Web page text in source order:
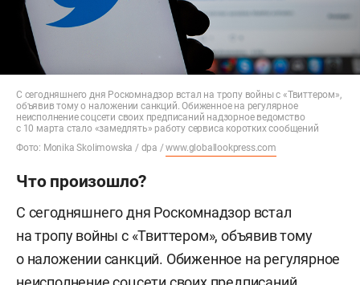
С сегодняшнего дня Роскомнадзор встал на тропу войны с «Твиттером»,
объявив тому о наложении санкций. Обиженное на регулярное
неисполнение соцсети своих предписаний надзорное ведомство
с 10 марта стало «замедлять» работу сервиса коротких сообщений
Фото: Monika Skolimowska / dpa /www.globallookpress.com
Что произошло?
С сегодняшнего дня Роскомнадзор встал
на тропу войны с «Твиттером», объявив тому
о наложении санкций. Обиженное на регулярное